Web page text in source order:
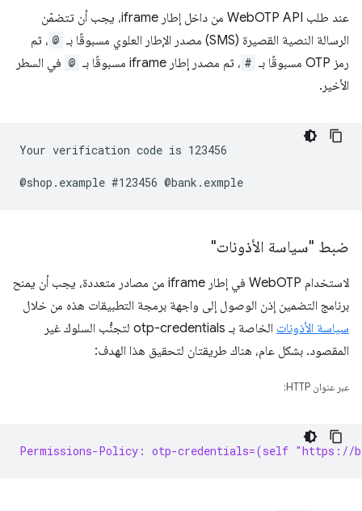
عند طلب WebOTP API من داخل إطار iframe، يجب أن تتضمّن
الرسالة النصية القصيرة (SMS) مصدر الإطار العلوي مسبوقًا بـ
@ ، ثم
رمز OTP مسبوقًا بـ
# ، ثم مصدر إطار iframe مسبوقًا بـ @ في السطر
الأخير.
Your verification code is 123456
ضبط "سياسة الأذونات"
لاستخدام WebOTP في إطار iframe من مصادر متعددة، يجب أن يمنح
برنامج التضمين إذن الوصول إلى واجهة برمجة التطبيقات هذه من خلال
سياسة الأذونات
الخاصة بـ otp-credentials لتجنُّب السلوك غير
المقصود. بشكل عام، هناك طريقتان لتحقيق هذا الهدف:
عبر عنوان HTTP:
Permissions-Policy: otp-credentials=(self "https://